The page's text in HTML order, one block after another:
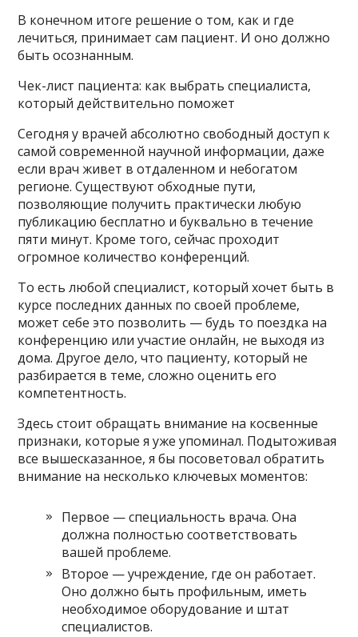
В конечном итоге решение о том, как и где
лечиться, принимает сам пациент. И оно должно
быть осознанным.
Чек-лист пациента: как выбрать специалиста,
который действительно поможет
Сегодня у врачей абсолютно свободный доступ к
самой современной научной информации, даже
если врач живет в отдаленном и небогатом
регионе. Существуют обходные пути,
позволяющие получить практически любую
публикацию бесплатно и буквально в течение
пяти минут. Кроме того, сейчас проходит
огромное количество конференций.
То есть любой специалист, который хочет быть в
курсе последних данных по своей проблеме,
может себе это позволить — будь то поездка на
конференцию или участие онлайн, не выходя из
дома. Другое дело, что пациенту, который не
разбирается в теме, сложно оценить его
компетентность.
Здесь стоит обращать внимание на косвенные
признаки, которые я уже упоминал. Подытоживая
все вышесказанное, я бы посоветовал обратить
внимание на несколько ключевых моментов:
Первое — специальность врача. Она
должна полностью соответствовать
вашей проблеме.
Второе — учреждение, где он работает.
Оно должно быть профильным, иметь
необходимое оборудование и штат
специалистов.